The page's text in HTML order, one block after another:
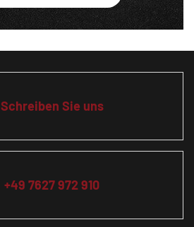
Schreiben Sie uns
+49 7627 972 910